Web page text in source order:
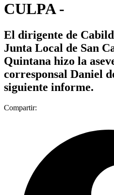
CULPA -
El dirigente de
Junta Local de San
Quintana hizo la
corresponsal Daniel
siguiente informe.
Compartir: